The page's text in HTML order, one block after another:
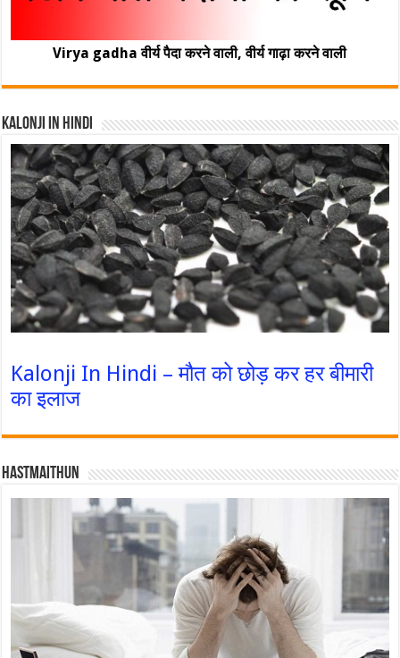
Virya gadha वीर्य पैदा करने वाली, वीर्य गाढ़ा करने वाली
Kalonji In Hindi
Kalonji In Hindi – मौत को छोड़ कर हर बीमारी
का इलाज
Hastmaithun